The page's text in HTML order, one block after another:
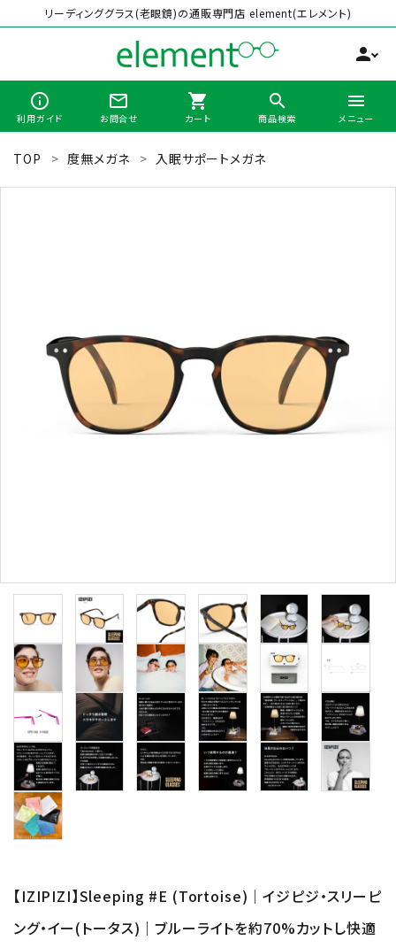
リーディンググラス(老眼鏡)の通販専門店 element(エレメント)
person
info_outline
利用ガイド
mail_outline
お問合せ
shopping_cart
カート
search
商品検索
menu
メニュー
search
カテゴリーから選ぶ
ブランドから選ぶ
形から選ぶ
コンテンツ
INFORMATION
ACCOUNT MENU
ようこそ 会員名 様
meeting_room ログイン person 新規会員登録
TOP 度無メガネ 入眠サポートメガネ
【IZIPIZI】Sleeping #E (Tortoise)｜イジピジ・スリーピ
ング・イー(トータス)｜ブルーライトを約70%カットし快適